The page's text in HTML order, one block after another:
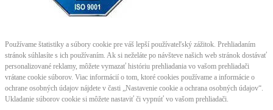
Používame štatistiky a súbory cookie pre váš lepší používateľský zážitok. Prehliadaním
stránok súhlasíte s ich používaním. Ak si neželáte po návšteve našich web stránok dostávať
personalizované reklamy, môžete vymazať históriu prehliadania vo vašom prehliadači
vrátane cookie súborov. Viac informácií o tom, ktoré cookies používame a informácie o
ochrane osobných údajov nájdete v časti „Nastavenie cookie a ochrana osobných údajov“.
Ukladanie súborov cookie si môžete nastaviť či vypnúť vo vašom prehliadači.